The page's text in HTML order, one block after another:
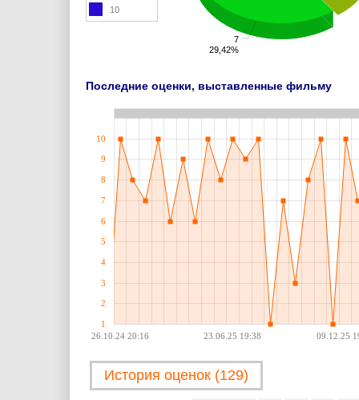
7
29,42%
10
Последние оценки, выставленные фильму
26.10.24 20:16 23.06.25 19:38 09.12.25
1
2
3
4
5
6
7
8
9
10
История оценок (129)